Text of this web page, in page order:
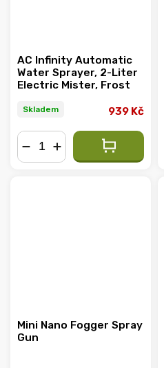
AC Infinity Automatic
Water Sprayer, 2-Liter
Electric Mister, Frost
Skladem 939 Kč
Mini Nano Fogger Spray
Gun